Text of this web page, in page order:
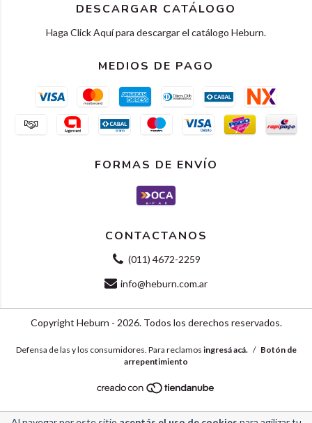
DESCARGAR CATÁLOGO
Haga Click Aquí para descargar el catálogo Heburn.
MEDIOS DE PAGO
FORMAS DE ENVÍO
CONTACTANOS
(011) 4672-2259
info@heburn.com.ar
Copyright Heburn - 2026. Todos los derechos reservados.
Defensa de las y los consumidores. Para reclamos ingresá acá. / Botón de
arrepentimiento